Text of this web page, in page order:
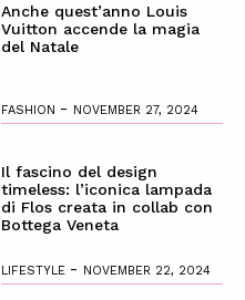
Anche quest’anno Louis
Vuitton accende la magia
del Natale
FASHION - NOVEMBER 27, 2024
Il fascino del design
timeless: l’iconica lampada
di Flos creata in collab con
Bottega Veneta
LIFESTYLE - NOVEMBER 22, 2024